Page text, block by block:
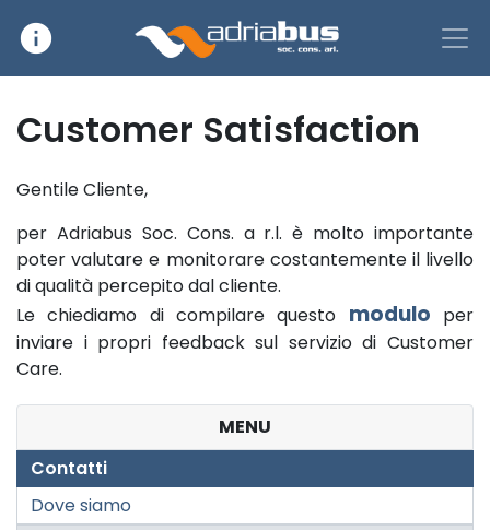
Main Navigation
info
MENU
Contatti
Dove siamo
Customer Satisfaction
Gentile Cliente,
per Adriabus Soc. Cons. a r.l. è molto importante
poter valutare e monitorare costantemente il livello
di qualità percepito dal cliente.
Le chiediamo di compilare questo modulo per
inviare i propri feedback sul servizio di Customer
Care.